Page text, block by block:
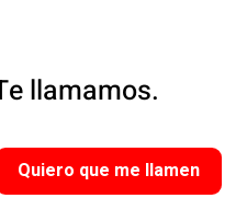
llamamos.
Quiero que me llamen